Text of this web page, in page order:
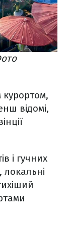
відомі,
і гучних
локальні